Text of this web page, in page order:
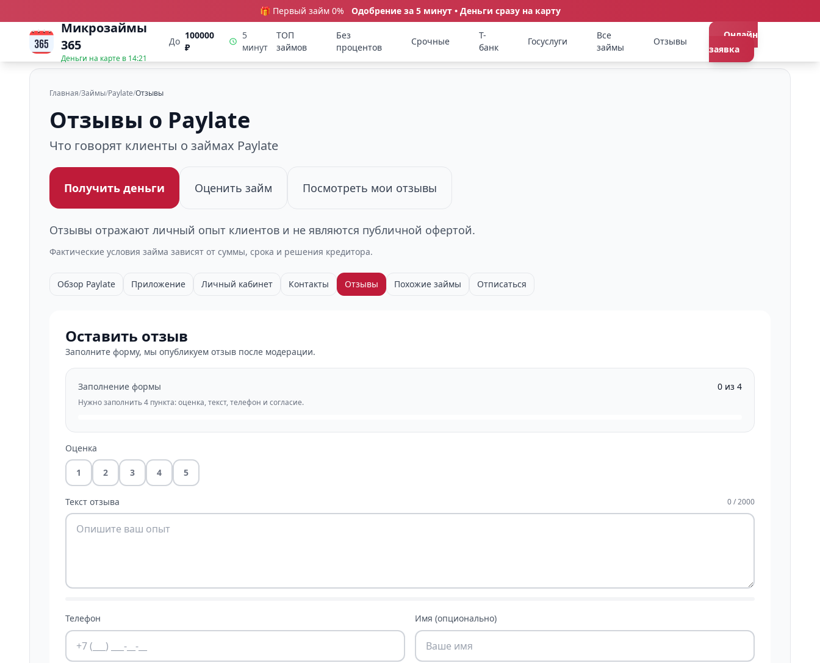
🎁 Первый займ 0% Одобрение за 5 минут • Деньги сразу на карту
Микрозаймы
365
Деньги на карте в 14:21
До
100000
₽
5
минут
ТОП
займов
Без
процентов
Срочные
Т-
банк
Госуслуги
Все
займы
Отзывы
Онлайн
заявка
Главная/Займы/Paylate/Отзывы
Отзывы о Paylate
Что говорят клиенты о займах Paylate
Получить деньги Оценить займ Посмотреть мои отзывы
Отзывы отражают личный опыт клиентов и не являются публичной офертой.
Фактические условия займа зависят от суммы, срока и решения кредитора.
Обзор Paylate Приложение Личный кабинет Контакты Отзывы Похожие займы Отписаться
Оставить отзыв
Заполните форму, мы опубликуем отзыв после модерации.
Заполнение формы 0 из 4
Нужно заполнить 4 пункта: оценка, текст, телефон и согласие.
Оценка
1 2 3 4 5
Текст отзыва 0 / 2000
Телефон Имя (опционально)